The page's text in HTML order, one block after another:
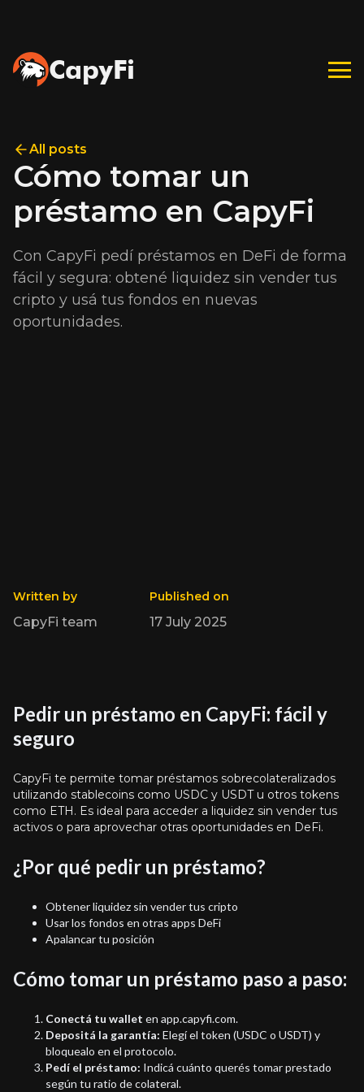
CapyFi
All posts
Cómo tomar un
préstamo en CapyFi
Con CapyFi pedí préstamos en DeFi de forma
fácil y segura: obtené liquidez sin vender tus
cripto y usá tus fondos en nuevas
oportunidades.
Written by
CapyFi team
Published on
17 July 2025
Pedir un préstamo en CapyFi: fácil y
seguro
CapyFi te permite tomar préstamos sobrecolateralizados
utilizando stablecoins como USDC y USDT u otros tokens
como ETH. Es ideal para acceder a liquidez sin vender tus
activos o para aprovechar otras oportunidades en DeFi.
¿Por qué pedir un préstamo?
Obtener liquidez sin vender tus cripto
Usar los fondos en otras apps DeFi
Apalancar tu posición
Cómo tomar un préstamo paso a paso:
Conectá tu wallet en app.capyfi.com.
Depositá la garantía: Elegí el token (USDC o USDT) y
bloquealo en el protocolo.
Pedí el préstamo: Indicá cuánto querés tomar prestado
según tu ratio de colateral.